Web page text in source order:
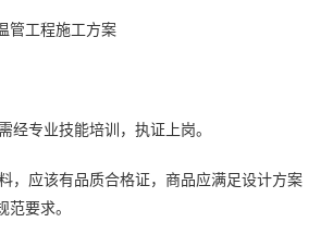
管工程施工方案
经专业技能培训，执证上岗。
，应该有品质合格证，商品应满足设计方案
范要求。